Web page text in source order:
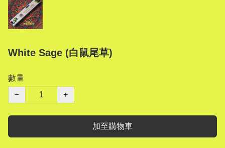
White Sage (白鼠尾草)
數量
−
+
加至購物車